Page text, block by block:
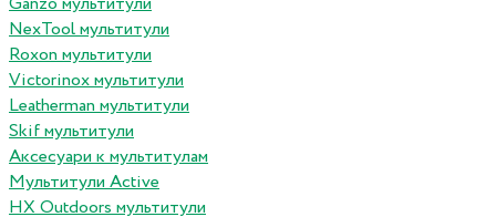
NexTool мультитули
Roxon мультитули
Victorinox мультитули
Leatherman мультитули
Skif мультитули
Аксесуари к мультитулам
Мультитули Active
HX Outdoors мультитули